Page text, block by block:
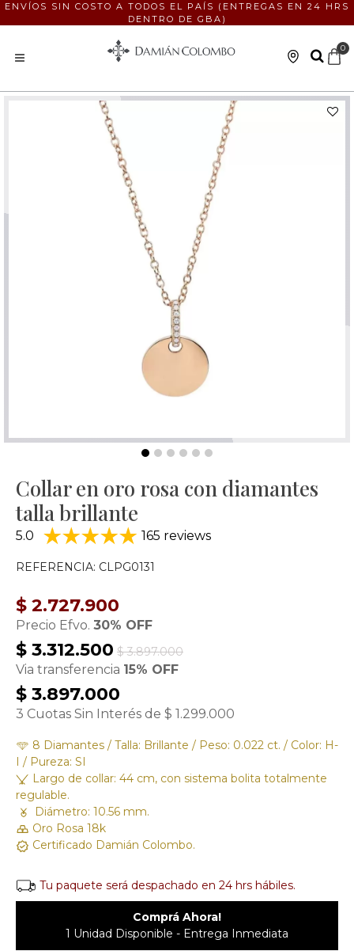
ENVÍOS SIN COSTO A TODOS EL PAÍS (ENTREGAS EN 24 HRS
DENTRO DE GBA)
0
Collar en oro rosa con diamantes
talla brillante
5.0 165 reviews
REFERENCIA: CLPG0131
$ 2.727.900
Precio Efvo. 30% OFF
$ 3.312.500 $ 3.897.000
Via transferencia 15% OFF
$ 3.897.000
3 Cuotas Sin Interés de $ 1.299.000
8 Diamantes / Talla: Brillante / Peso: 0.022 ct. / Color: H-
I / Pureza: SI
Largo de collar: 44 cm, con sistema bolita totalmente
regulable.
Diámetro: 10.56 mm.
Oro Rosa 18k
Certificado Damián Colombo.
Tu paquete será despachado en 24 hrs hábiles.
Comprá Ahora!
1 Unidad Disponible - Entrega Inmediata